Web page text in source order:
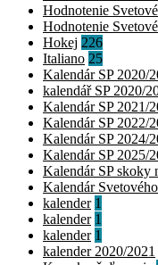
Hodnotenie
Hodnotenie
Hokej 226
Italiano 25
Kalendár SP 2020/
kalendář SP 2020/
Kalendár SP 2021/
Kalendár SP 2022/
Kalendár SP 2024/
Kalendár SP 2025/
Kalendár SP skoky
Kalendár
kalender 1
kalender 1
kalender 1
kalender 2020/2021